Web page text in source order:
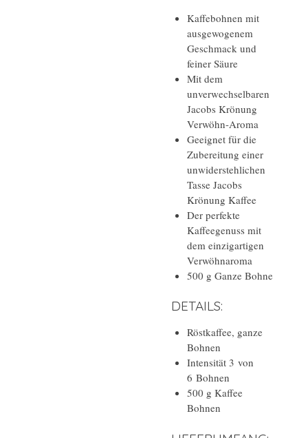
Kaffebohnen mit
ausgewogenem
Geschmack und
feiner Säure
Mit dem
unverwechselbaren
Jacobs Krönung
Verwöhn-Aroma
Geeignet für die
Zubereitung einer
unwiderstehlichen
Tasse Jacobs
Krönung Kaffee
Der perfekte
Kaffeegenuss mit
dem einzigartigen
Verwöhnaroma
500 g Ganze Bohne
DETAILS:
Röstkaffee, ganze
Bohnen
Intensität 3 von
6 Bohnen
500 g Kaffee
Bohnen